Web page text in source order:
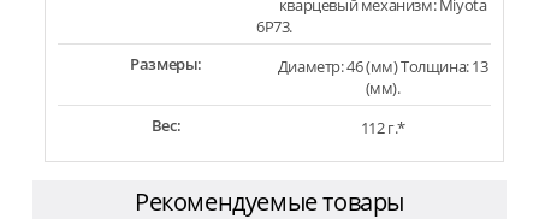
кварцевый механизм: Miyota
6P73.
Размеры:
Диаметр: 46 (мм) Толщина: 13
(мм).
Вес:
112 г.*
Рекомендуемые товары